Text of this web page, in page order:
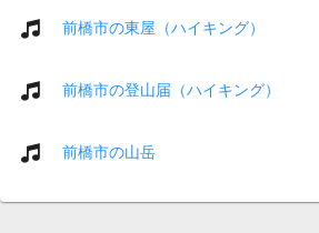
前橋市の東屋（ハイキング）
前橋市の登山届（ハイキング）
前橋市の山岳